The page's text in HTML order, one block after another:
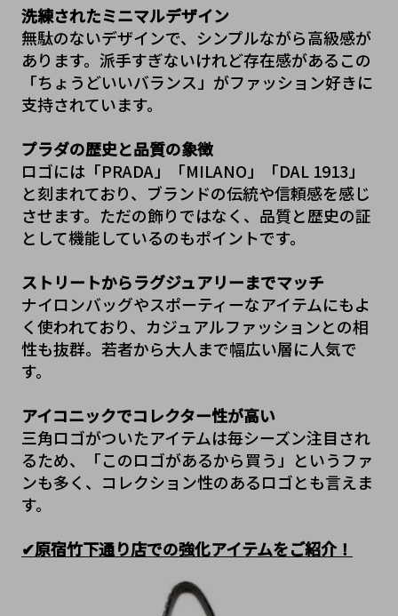
洗練されたミニマルデザイン
無駄のないデザインで、シンプルながら高級感が
あります。派手すぎないけれど存在感がある――この
「ちょうどいいバランス」がファッション好きに
支持されています。
プラダの歴史と品質の象徴
ロゴには「PRADA」「MILANO」「DAL 1913」
と刻まれており、ブランドの伝統や信頼感を感じ
させます。ただの飾りではなく、品質と歴史の証
として機能しているのもポイントです。
ストリートからラグジュアリーまでマッチ
ナイロンバッグやスポーティーなアイテムにもよ
く使われており、カジュアルファッションとの相
性も抜群。若者から大人まで幅広い層に人気で
す。
アイコニックでコレクター性が高い
三角ロゴがついたアイテムは毎シーズン注目され
るため、「このロゴがあるから買う」というファ
ンも多く、コレクション性のあるロゴとも言えま
す。
✔原宿竹下通り店での強化アイテムをご紹介！